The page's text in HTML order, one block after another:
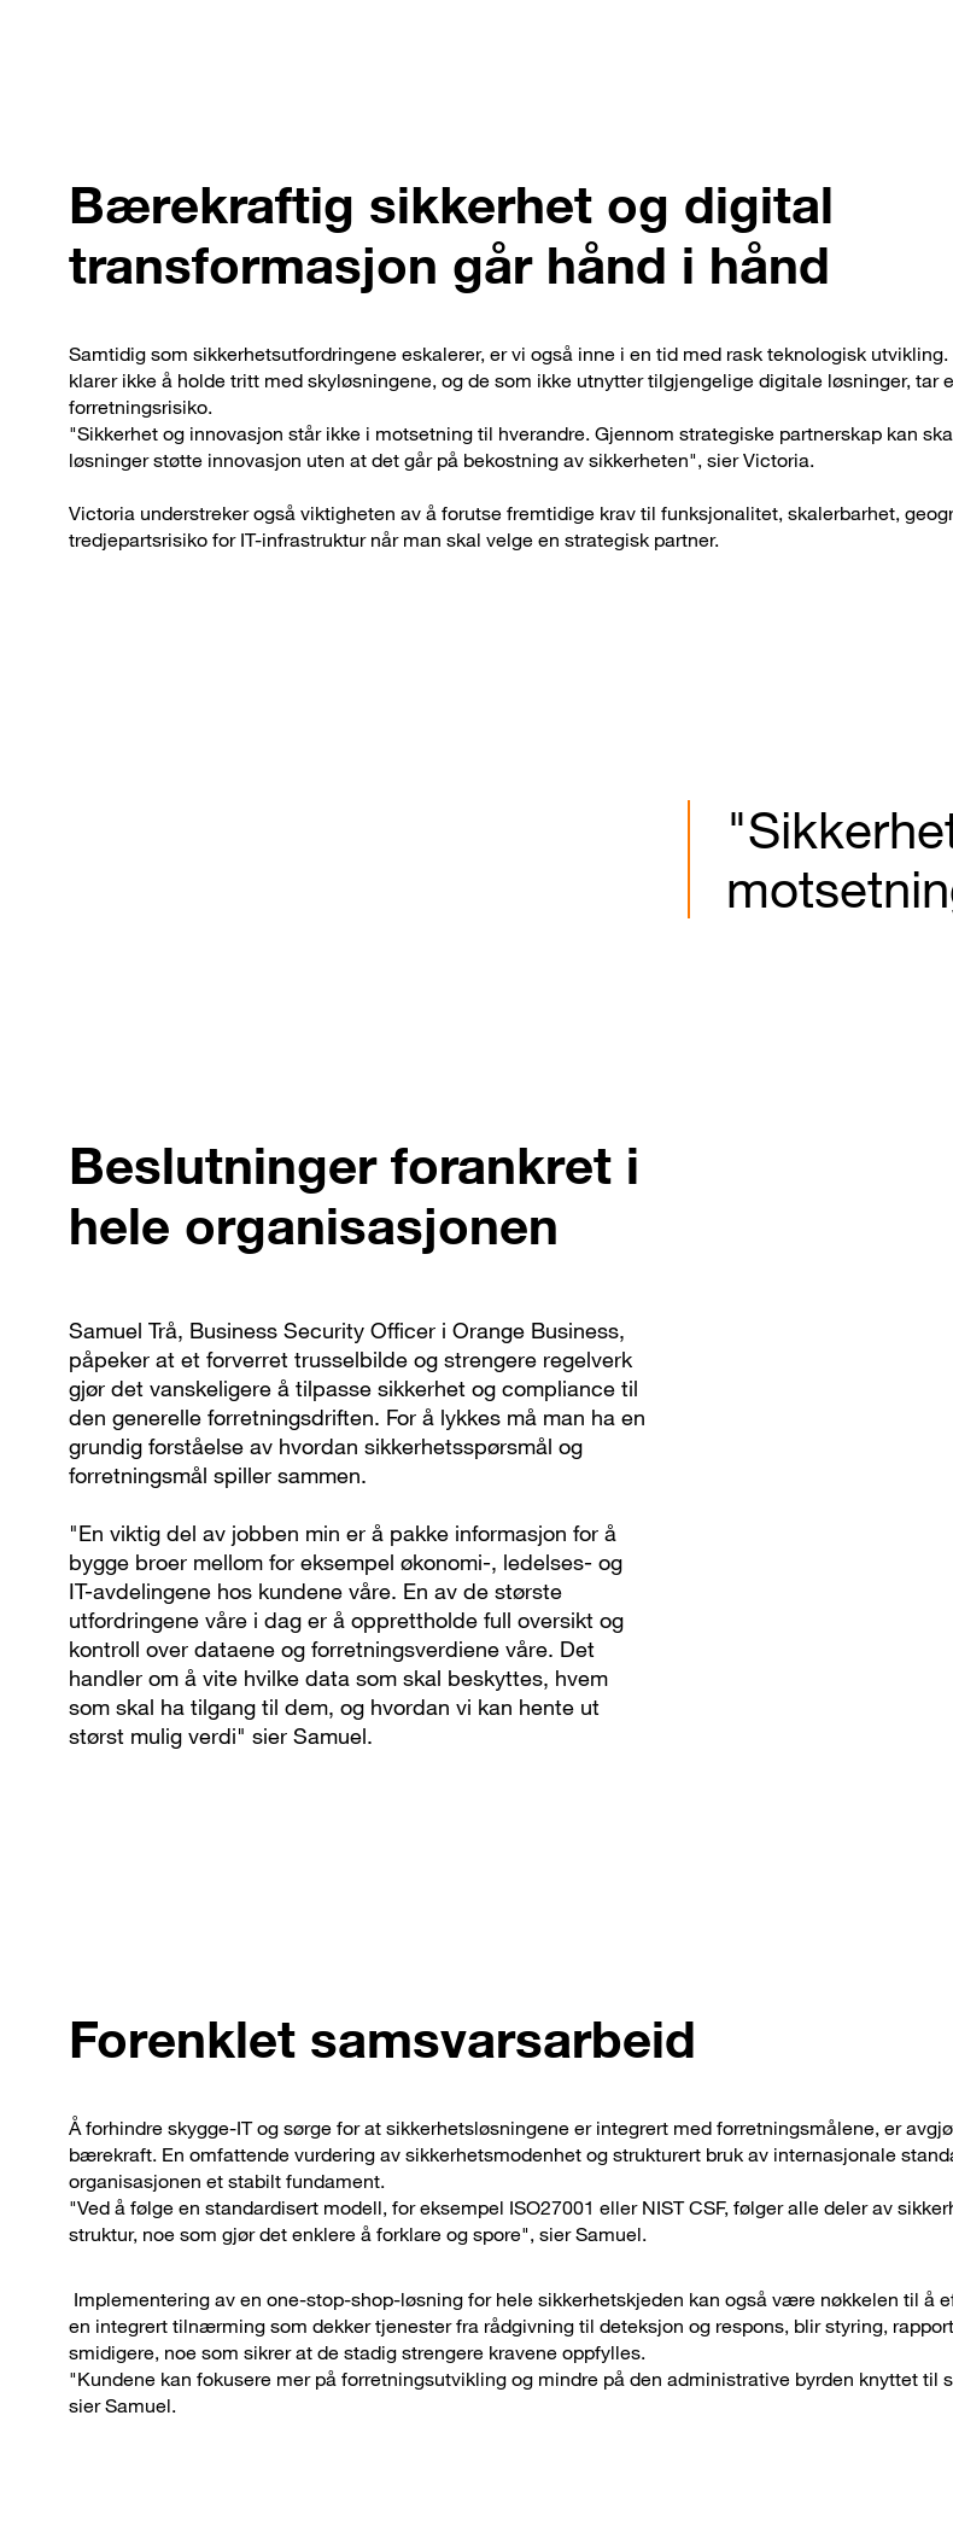
Bærekraftig sikkerhet og digital
transformasjon går hånd i hånd
Samtidig som sikkerhetsutfordringene eskalerer, er vi også inne i en tid med rask teknologisk
klarer ikke å holde tritt med skyløsningene, og de som ikke utnytter tilgjengelige digitale løsninger, tar
forretningsrisiko.
"Sikkerhet og innovasjon står ikke i motsetning til hverandre. Gjennom strategiske partnerskap kan
løsninger støtte innovasjon uten at det går på bekostning av sikkerheten", sier Victoria.
Victoria understreker også viktigheten av å forutse fremtidige krav til funksjonalitet, skalerbarhet,
tredjepartsrisiko for IT-infrastruktur når man skal velge en strategisk partner.
Beslutninger forankret i
hele organisasjonen
Samuel Trå, Business Security Officer i Orange Business,
påpeker at et forverret trusselbilde og strengere regelverk
gjør det vanskeligere å tilpasse sikkerhet og compliance til
den generelle forretningsdriften. For å lykkes må man ha en
grundig forståelse av hvordan sikkerhetsspørsmål og
forretningsmål spiller sammen.
"En viktig del av jobben min er å pakke informasjon for å
bygge broer mellom for eksempel økonomi-, ledelses- og
IT-avdelingene hos kundene våre. En av de største
utfordringene våre i dag er å opprettholde full oversikt og
kontroll over dataene og forretningsverdiene våre. Det
handler om å vite hvilke data som skal beskyttes, hvem
som skal ha tilgang til dem, og hvordan vi kan hente ut
størst mulig verdi" sier Samuel.
Forenklet samsvarsarbeid
Å forhindre skygge-IT og sørge for at sikkerhetsløsningene er integrert med forretningsmålene, er
bærekraft. En omfattende vurdering av sikkerhetsmodenhet og strukturert bruk av internasjonale
organisasjonen et stabilt fundament.
"Ved å følge en standardisert modell, for eksempel ISO27001 eller NIST CSF, følger alle deler av
struktur, noe som gjør det enklere å forklare og spore", sier Samuel.
Implementering av en one-stop-shop-løsning for hele sikkerhetskjeden kan også være nøkkelen til å
en integrert tilnærming som dekker tjenester fra rådgivning til deteksjon og respons, blir styring,
smidigere, noe som sikrer at de stadig strengere kravene oppfylles.
"Kundene kan fokusere mer på forretningsutvikling og mindre på den administrative byrden knyttet til
sier Samuel.